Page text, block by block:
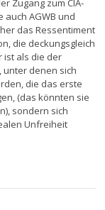
AGWB und
das Ressentiment
die deckungsgleich
ist als die der
unter denen sich
die das erste
(das könnten sie
sondern sich
Unfreiheit